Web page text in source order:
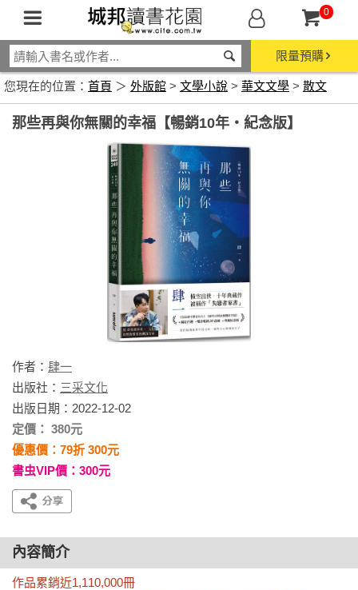
0
限量預購
您現在的位置： 首頁 ＞ 外版館 > 文學小說 > 華文文學 > 散文
那些再與你無關的幸福【暢銷10年‧紀念版】
作者： 肆一
出版社： 三采文化
出版日期：2022-12-02
定價： 380元
優惠價：79折 300元
書虫VIP價：300元
內容簡介
作品累銷近1,110,000冊